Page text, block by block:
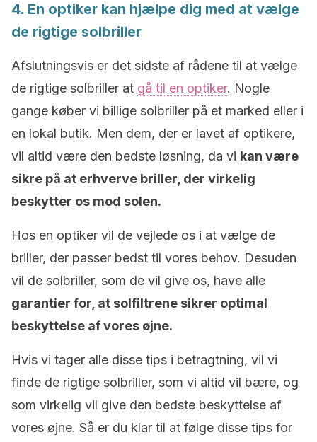
4. En optiker kan hjælpe dig med at vælge
de rigtige solbriller
Afslutningsvis er det sidste af rådene til at vælge
de rigtige solbriller at gå til en optiker. Nogle
gange køber vi billige solbriller på et marked eller i
en lokal butik. Men dem, der er lavet af optikere,
vil altid være den bedste løsning, da vi kan være
sikre på at erhverve briller, der virkelig
beskytter os mod solen.
Hos en optiker vil de vejlede os i at vælge de
briller, der passer bedst til vores behov. Desuden
vil de solbriller, som de vil give os, have alle
garantier for, at solfiltrene sikrer optimal
beskyttelse af vores øjne.
Hvis vi tager alle disse tips i betragtning, vil vi
finde de rigtige solbriller, som vi altid vil bære, og
som virkelig vil give den bedste beskyttelse af
vores øjne. Så er du klar til at følge disse tips for